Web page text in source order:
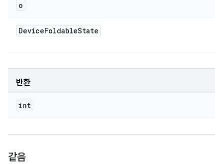
o
DeviceFoldableState
반환
int
같음